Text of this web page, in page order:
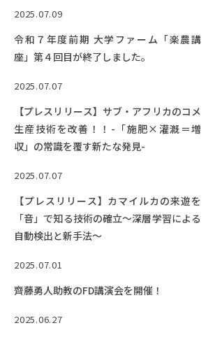
2025.07.09
令和７年度前期 大学ファーム「楽農講
座」第４回目が終了しました。
2025.07.07
【プレスリリース】サブ・アフリカのコメ
生産技術を改善！！-「施肥×灌漑＝増
収」の常識を覆す新たな発見-
2025.07.07
【プレスリリース】カマイルカの来遊を
「音」で知る技術の確立～深層学習による
自動検出と新手法～
2025.07.01
齊藤勇人助教のFD講演会を開催！
2025.06.27